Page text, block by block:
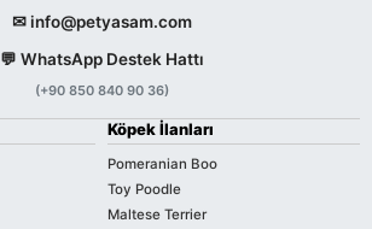
✉ info@petyasam.com
💬 WhatsApp Destek Hattı
(+90 850 840 90 36)
Köpek İlanları
Pomeranian Boo
Toy Poodle
Maltese Terrier